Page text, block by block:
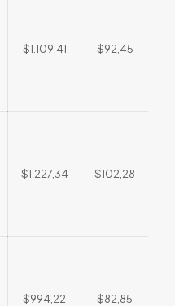
$1.109,41 $92,45
$1.227,34 $102,28
$994,22 $82,85